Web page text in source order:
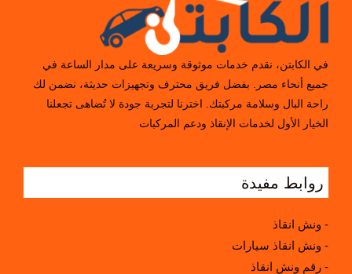
في الكابتن، نقدم خدمات موثوقة وسريعة على مدار الساعة في
جميع أنحاء مصر. بفضل فريق محترف وتجهيزات حديثة، نضمن لك
راحة البال وسلامة مركبتك. اخترنا لتجربة جودة لا تُضاهى تجعلنا
الخيار الأول لخدمات الإنقاذ ودعم المركبات
روابط مفيدة
ونش انقاذ -
ونش انقاذ سيارات -
رقم ونش انقاذ -